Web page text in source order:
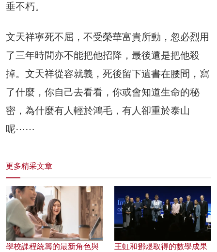
垂不朽。
文天祥寧死不屈，不受榮華富貴所動，忽必烈用
了三年時間亦不能把他招降，最後還是把他殺
掉。文天祥從容就義，死後留下遺書在腰間，寫
了什麼，你自己去看看，你或會知道生命的秘
密，為什麼有人輕於鴻毛，有人卻重於泰山
呢⋯⋯
更多精采文章
學校課程統籌的最新角色與 王虹和鄧煜取得的數學成果